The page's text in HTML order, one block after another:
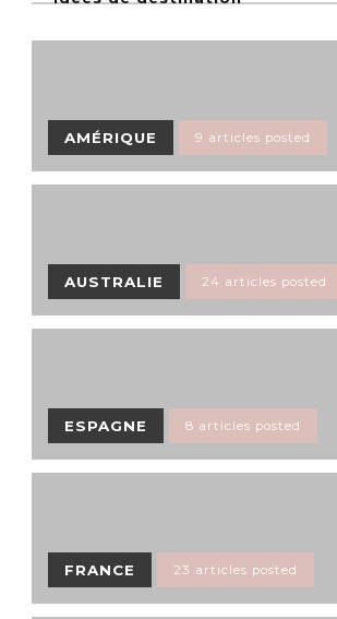
AMÉRIQUE 9 articles posted
AUSTRALIE 24 articles posted
ESPAGNE 8 articles posted
FRANCE 23 articles posted